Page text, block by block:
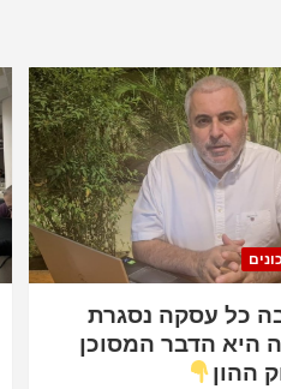
כל עסקה נסגרת
היא הדבר המסוכן
ההון